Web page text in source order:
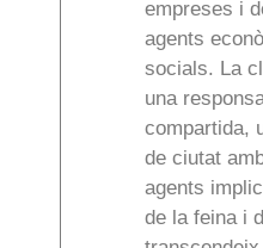
empreses i
agents
socials. La
una
compartida,
de ciutat
agents
de la feina i